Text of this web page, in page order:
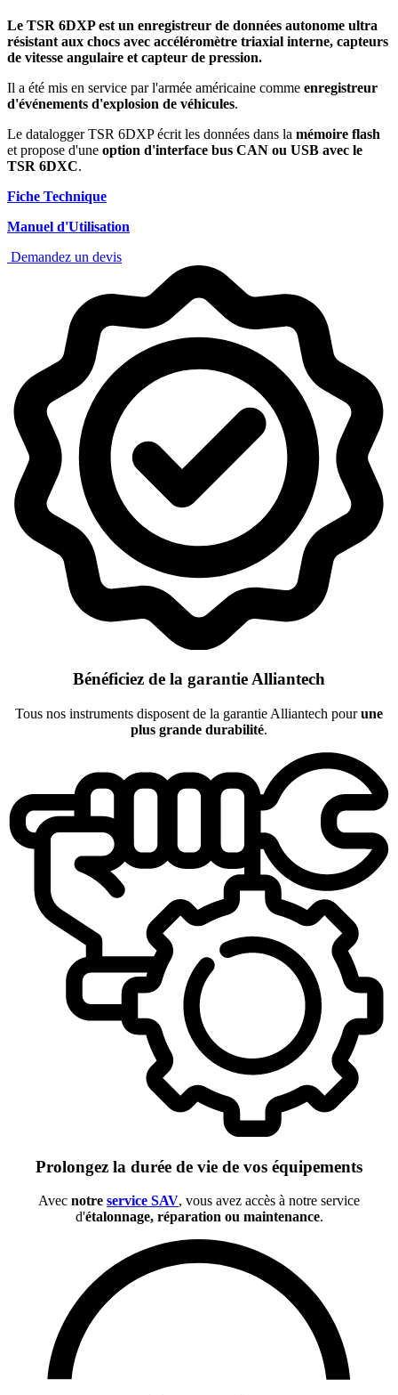
Le TSR 6DXP est un enregistreur de données autonome ultra
résistant aux chocs avec accéléromètre triaxial interne, capteurs
de vitesse angulaire et capteur de pression.
Il a été mis en service par l'armée américaine comme enregistreur
d'événements d'explosion de véhicules.
Le datalogger TSR 6DXP écrit les données dans la mémoire flash
et propose d'une option d'interface bus CAN ou USB avec le
TSR 6DXC.
Fiche Technique
Manuel d'Utilisation
Demandez un devis
Bénéficiez de la garantie Alliantech
Tous nos instruments disposent de la garantie Alliantech pourune
plus grande durabilité.
Prolongez la durée de vie de vos équipements
Avec notre service SAV, vous avez accès à notre service
d'étalonnage, réparation ou maintenance.